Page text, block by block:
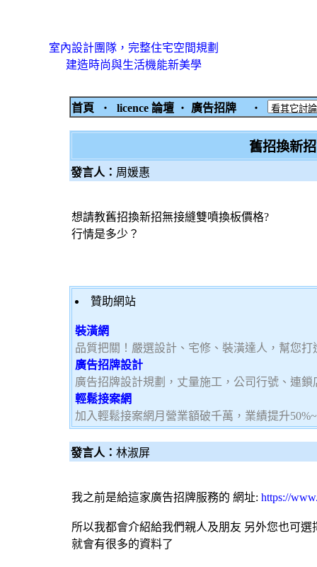
室內設計團隊，完整住宅空間規劃
建造時尚與生活機能新美學
首頁 ‧ licence 論壇 ‧ 廣告招牌 ‧
舊招換新
發言人： 周媛惠
想請教舊招換新招無接縫雙噴換板價格?
行情是多少？
贊助網站
裝潢網
品質把關！嚴選設計、宅修、裝潢達人，幫您
廣告招牌設計
廣告招牌設計規劃，丈量施工，公司行號、連
輕鬆接案網
加入輕鬆接案網月營業額破千萬，業績提升
發言人： 林淑屏
我之前是給這家廣告招牌服務的 網址: https://
所以我都會介紹給我們親人及朋友 另外您也可選
就會有很多的資料了